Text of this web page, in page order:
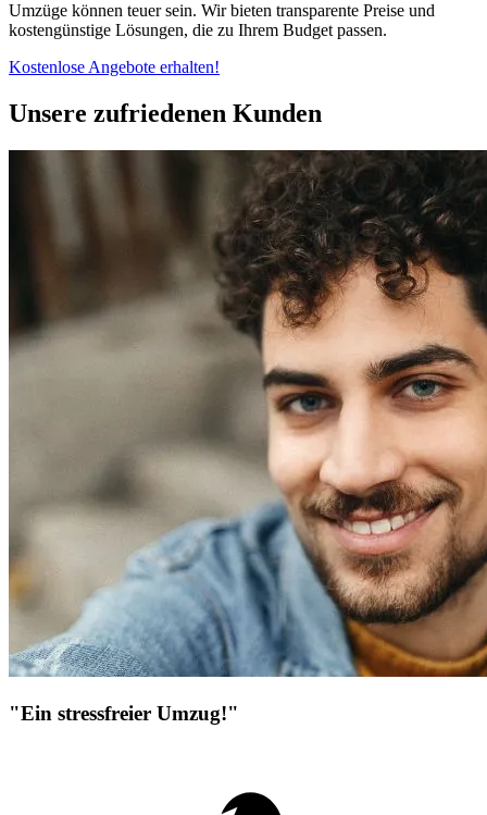
Umzüge können teuer sein. Wir bieten transparente Preise und
kostengünstige Lösungen, die zu Ihrem Budget passen.
Kostenlose Angebote erhalten!
Unsere zufriedenen Kunden
"Ein stressfreier Umzug!"